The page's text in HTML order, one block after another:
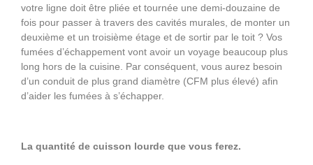
votre ligne doit être pliée et tournée une demi-douzaine de
fois pour passer à travers des cavités murales, de monter un
deuxième et un troisième étage et de sortir par le toit ? Vos
fumées d’échappement vont avoir un voyage beaucoup plus
long hors de la cuisine. Par conséquent, vous aurez besoin
d’un conduit de plus grand diamètre (CFM plus élevé) afin
d’aider les fumées à s’échapper.
La quantité de cuisson lourde que vous ferez.